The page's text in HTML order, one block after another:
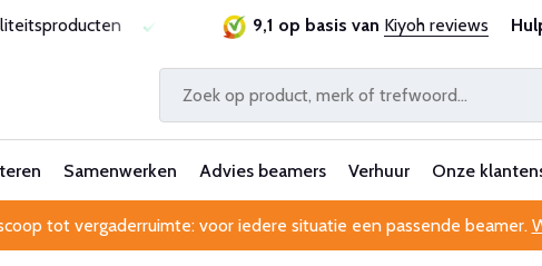
Laagste prijsgarantie Al 25 jaar
9,1 op basis van Kiyoh reviews
Samenwerken Advies beamers Verhuur Onze
tot vergaderruimte: voor iedere situatie een passende beamer.